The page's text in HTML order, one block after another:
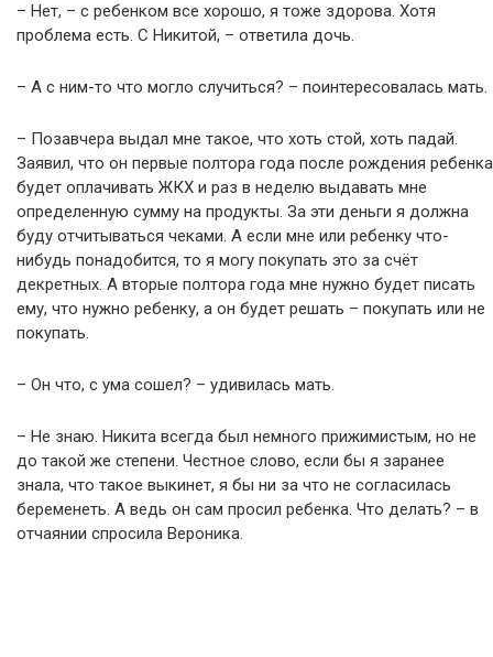
– Нет, – с ребенком все хорошо, я тоже здорова. Хотя
проблема есть. С Никитой, – ответила дочь.
– А с ним-то что могло случиться? – поинтересовалась мать.
– Позавчера выдал мне такое, что хоть стой, хоть падай.
Заявил, что он первые полтора года после рождения ребенка
будет оплачивать ЖКХ и раз в неделю выдавать мне
определенную сумму на продукты. За эти деньги я должна
буду отчитываться чеками. А если мне или ребенку что-
нибудь понадобится, то я могу покупать это за счёт
декретных. А вторые полтора года мне нужно будет писать
ему, что нужно ребенку, а он будет решать – покупать или не
покупать.
– Он что, с ума сошел? – удивилась мать.
– Не знаю. Никита всегда был немного прижимистым, но не
до такой же степени. Честное слово, если бы я заранее
знала, что такое выкинет, я бы ни за что не согласилась
беременеть. А ведь он сам просил ребенка. Что делать? – в
отчаянии спросила Вероника.